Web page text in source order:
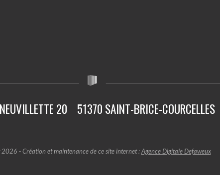
20 51370 SAINT-BRICE-COURCELLES
- Création et maintenance de ce site internet :Agence Digitale Defaweux